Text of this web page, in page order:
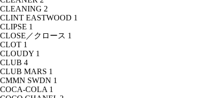
CLEANING 2
CLINT EASTWOOD 1
CLIPSE 1
CLOSE／クロース 1
CLOT 1
CLOUDY 1
CLUB 4
CLUB MARS 1
CMMN SWDN 1
COCA-COLA 1